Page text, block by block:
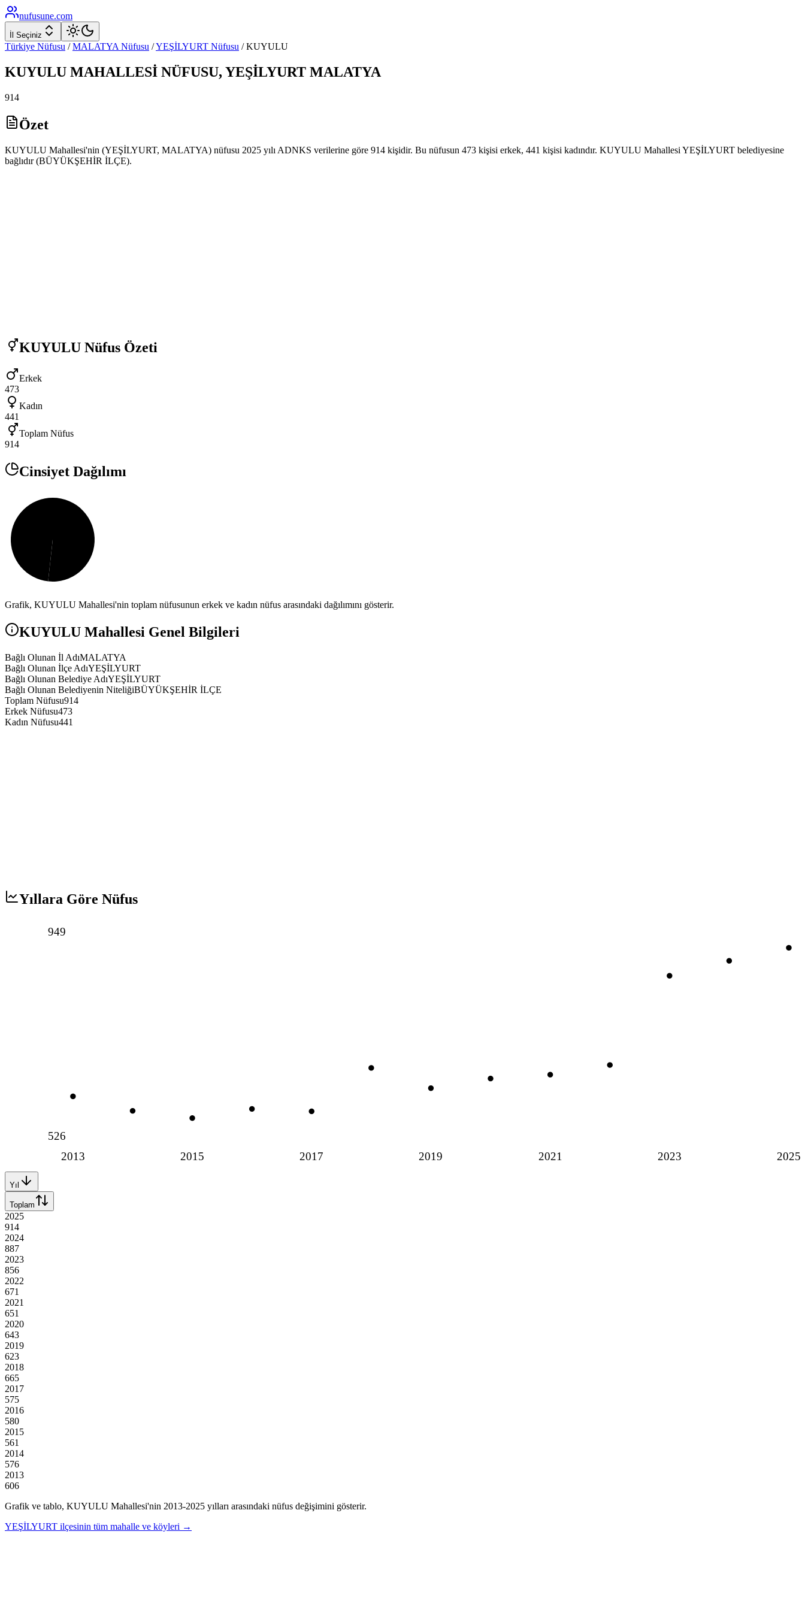
nufusune.com
İl Seçiniz
Türkiye Nüfusu / MALATYA Nüfusu /YEŞİLYURT Nüfusu /KUYULU
KUYULU MAHALLESİ NÜFUSU, YEŞİLYURT MALATYA
914
Özet
KUYULU Mahallesi'nin (YEŞİLYURT, MALATYA) nüfusu 2025 yılı ADNKS verilerine göre 914 kişidir. Bu nüfusun 473 kişisi erkek, 441 kişisi kadındır. KUYULU Mahallesi YEŞİLYURT belediyesine
bağlıdır (BÜYÜKŞEHİR İLÇE).
KUYULU Nüfus Özeti
Erkek
473
Kadın
441
Toplam Nüfus
914
Cinsiyet Dağılımı
Grafik, KUYULU Mahallesi'nin toplam nüfusunun erkek ve kadın nüfus arasındaki dağılımını gösterir.
KUYULU Mahallesi Genel Bilgileri
Bağlı Olunan İl AdıMALATYA
Bağlı Olunan İlçe AdıYEŞİLYURT
Bağlı Olunan Belediye AdıYEŞİLYURT
Bağlı Olunan Belediyenin NiteliğiBÜYÜKŞEHİR İLÇE
Toplam Nüfusu914
Erkek Nüfusu473
Kadın Nüfusu441
Yıllara Göre Nüfus
2013 2015 2017 2019 2021 2023 2025
949
526
Yıl
Toplam
2025
914
2024
887
2023
856
2022
671
2021
651
2020
643
2019
623
2018
665
2017
575
2016
580
2015
561
2014
576
2013
606
Grafik ve tablo, KUYULU Mahallesi'nin 2013-2025 yılları arasındaki nüfus değişimini gösterir.
YEŞİLYURT ilçesinin tüm mahalle ve köyleri →